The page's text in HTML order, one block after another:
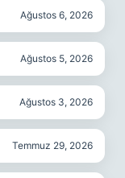
Ağustos 6, 2026
Ağustos 5, 2026
Ağustos 3, 2026
Temmuz 29, 2026